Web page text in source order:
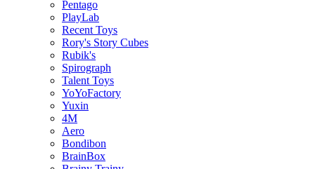
Pentago
PlayLab
Recent Toys
Rory's Story Cubes
Rubik's
Spirograph
Talent Toys
YoYoFactory
Yuxin
4M
Aero
Bondibon
BrainBox